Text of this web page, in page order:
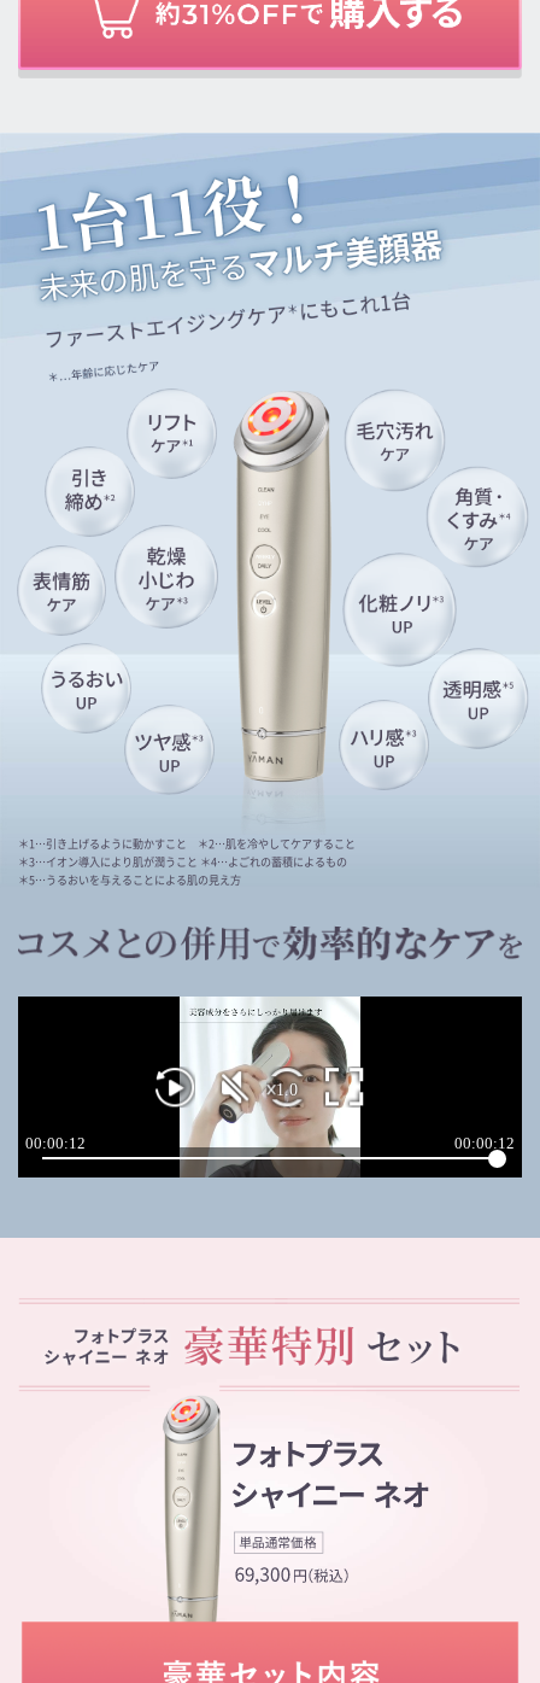
＊1…引き上げるように動かすこと
＊2…肌を冷やしてケアすること
＊3…イオン導入により肌が潤うこと ＊4…よごれの蓄積によるもの
＊5…うるおいを与えることによる肌の見え方